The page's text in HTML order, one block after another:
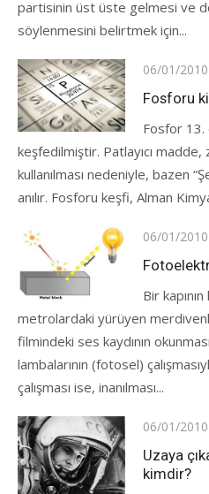
partisinin üst üste gelmesi ve
söylenmesini belirtmek için...
Posted
on
06/01/2010
Fosforu
Fosfor
keşfedilmiştir. Patlayıcı madde,
kullanılması nedeniyle, bazen
anılır. Fosforu keşfi, Alman
Posted
on
06/01/2010
Bir
metrolardaki yürüyen
filmindeki ses kaydının
lambalarının (fotosel)
çalışması ise, inanılması...
Posted
on
06/01/2010
Uzaya
kimdir?